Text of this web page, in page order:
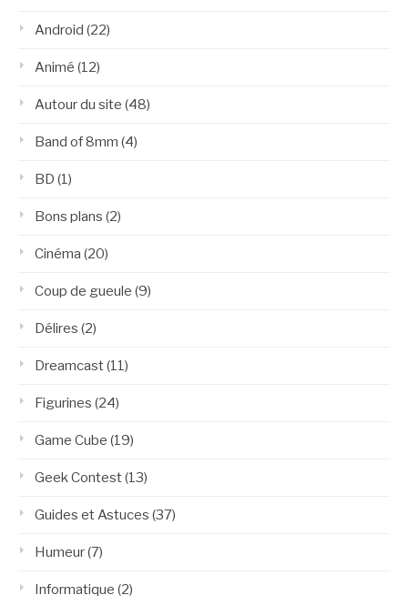
Android (22)
Animé (12)
Autour du site (48)
Band of 8mm (4)
BD (1)
Bons plans (2)
Cinéma (20)
Coup de gueule (9)
Délires (2)
Dreamcast(11)
Figurines (24)
Game Cube (19)
Geek Contest(13)
Guides et Astuces (37)
Humeur(7)
Informatique (2)